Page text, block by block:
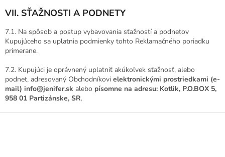
VII. SŤAŽNOSTI A PODNETY
7.1. Na spôsob a postup vybavovania sťažností a podnetov
Kupujúceho sa uplatnia podmienky tohto Reklamačného poriadku
primerane.
7.2. Kupujúci je oprávnený uplatniť akúkoľvek sťažnosť, alebo
podnet, adresovaný Obchodníkovi elektronickými prostriedkami (e-
mail) info@jenifer.sk alebo písomne na adresu: Kotlik, P.O.BOX 5,
958 01 Partizánske, SR.
Z